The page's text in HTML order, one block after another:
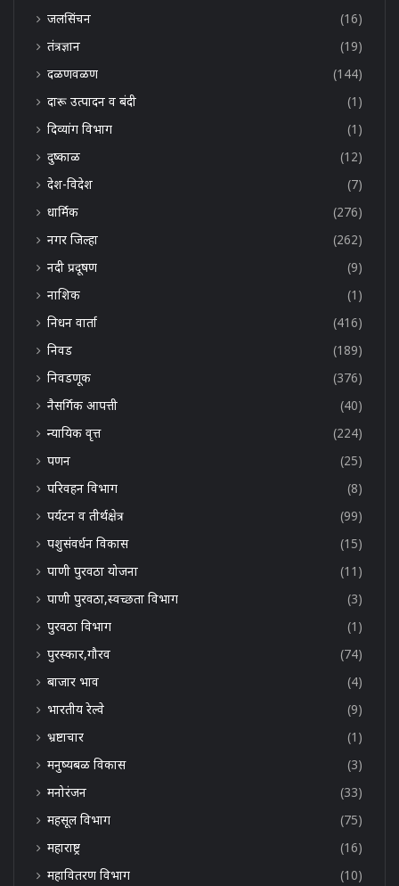
जलसिंचन
(16)
तंत्रज्ञान
(19)
दळणवळण
(144)
दारू उत्पादन व बंदी
(1)
दिव्यांग विभाग
(1)
दुष्काळ
(12)
देश-विदेश
(7)
धार्मिक
(276)
नगर जिल्हा
(262)
नदी प्रदूषण
(9)
नाशिक
(1)
निधन वार्ता
(416)
निवड
(189)
निवडणूक
(376)
नैसर्गिक आपत्ती
(40)
न्यायिक वृत्त
(224)
पणन
(25)
परिवहन विभाग
(8)
पर्यटन व तीर्थक्षेत्र
(99)
पशुसंवर्धन विकास
(15)
पाणी पुरवठा योजना
(11)
पाणी पुरवठा,स्वच्छता विभाग
(3)
पुरवठा विभाग
(1)
पुरस्कार,गौरव
(74)
बाजार भाव
(4)
भारतीय रेल्वे
(9)
भ्रष्टाचार
(1)
मनुष्यबळ विकास
(3)
मनोरंजन
(33)
महसूल विभाग
(75)
महाराष्ट्र
(16)
महावितरण विभाग
(10)